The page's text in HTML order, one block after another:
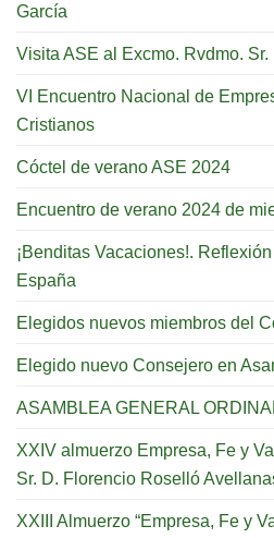
García
Visita ASE al Excmo. Rvdmo.
VI Encuentro Nacional de
Cristianos
Cóctel de verano ASE 2024
Encuentro de verano 2024 de
¡Benditas Vacaciones!.
España
Elegidos nuevos miembros del
Elegido nuevo Consejero en
ASAMBLEA GENERAL
XXIV almuerzo Empresa, Fe y
Sr. D. Florencio Roselló
XXIII Almuerzo “Empresa, Fe y